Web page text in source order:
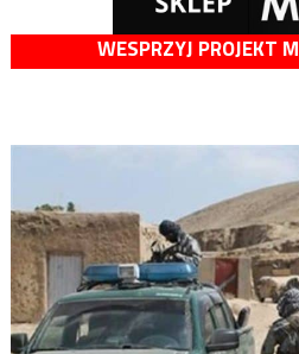
WESPRZYJ PROJEKT